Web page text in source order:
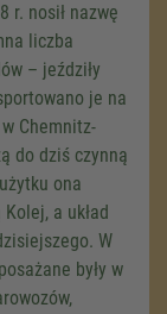
r. nosił nazwę
liczba
– jeździły
je na
Chemnitz-
do dziś czynną
ona
a układ
W
były w